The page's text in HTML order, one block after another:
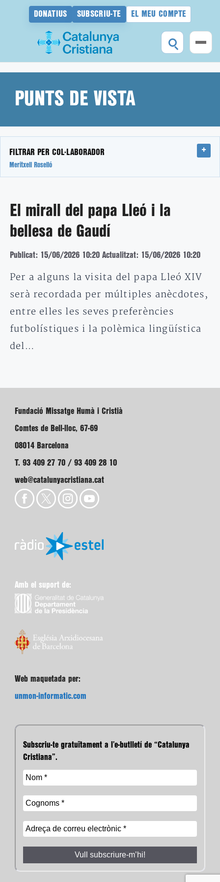
DONATIUS SUBSCRIU-TE EL MEU COMPTE
contingutPUNTS DE VISTA
FILTRAR PER COL·LABORADOR
Meritxell Roselló
El mirall del papa Lleó i la
bellesa de Gaudí
Publicat: 15/06/2026 10:20 Actualitzat: 15/06/2026 10:20
Per a alguns la visita del papa Lleó XIV
serà recordada per múltiples anècdotes,
entre elles les seves preferències
futbolístiques i la polèmica lingüística
del…
Fundació Missatge Humà i Cristià
Comtes de Bell-lloc, 67-69
08014 Barcelona
T. 93 409 27 70 / 93 409 28 10
web@catalunyacristiana.cat
Amb el suport de:
Web maquetada per:
unmon-informatic.com
Subscriu-te gratuïtament a l’e-butlletí de “Catalunya
Cristiana”.